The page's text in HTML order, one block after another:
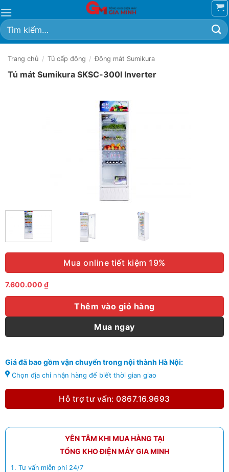
qua
nội
dung
Tìm
kiếm:
Trang chủ / Tủ cấp đông / Đông mát Sumikura
Tủ mát Sumikura SKSC-300I Inverter
Mua online tiết kiệm 19%
7.600.000 ₫
Thêm vào giỏ hàng
Mua ngay
Giá đã bao gồm vận chuyển trong nội thành Hà Nội:
Chọn địa chỉ nhận hàng để biết thời gian giao
Hỗ trợ tư vấn: 0867.16.9693
YÊN TÂM KHI MUA HÀNG TẠI
TỔNG KHO ĐIỆN MÁY GIA MINH
Tư vấn miễn phí 24/7